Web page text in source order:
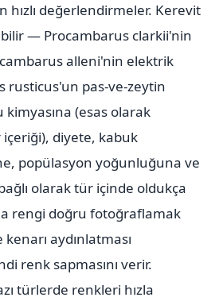
hızlı değerlendirmeler. Kerevit
— Procambarus clarkii'nin
alleni'nin elektrik
rusticus'un pas-ve-zeytin
(esas olarak
diyete, kabuk
popülasyon yoğunluğuna ve
olarak tür içinde oldukça
rengi doğru fotoğraflamak
aydınlatması
renk sapmasını verir.
türlerde renkleri hızla